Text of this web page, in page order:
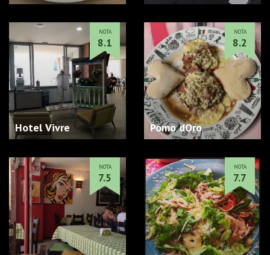
Hotel Vivre
NOTA
8.1
Pomo dOro
NOTA
8.2
NOTA
7.5
NOTA
7.7